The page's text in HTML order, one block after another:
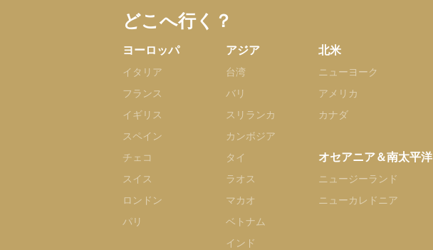
どこへ行く？
ヨーロッパ
イタリア
フランス
イギリス
スペイン
チェコ
スイス
ロンドン
パリ
アジア
台湾
バリ
スリランカ
カンボジア
タイ
ラオス
マカオ
ベトナム
インド
北米
ニューヨーク
アメリカ
カナダ
オセアニア＆南太平洋
ニュージーランド
ニューカレドニア